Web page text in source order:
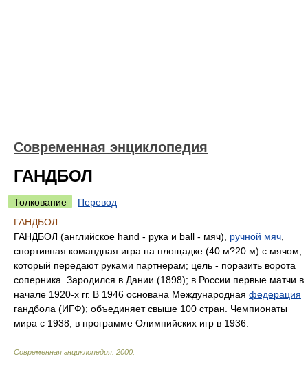
Современная энциклопедия
ГАНДБОЛ
Толкование
Перевод
ГАНДБОЛ
ГАНДБОЛ (английское hand - рука и ball - мяч), ручной мяч
спортивная командная игра на площадке (40 м?20 м) с мячом,
который передают руками партнерам; цель - поразить ворота
соперника. Зародился в Дании (1898); в России первые матчи в
начале 1920-х гг. В 1946 основана Международная федерация
гандбола (ИГФ); объединяет свыше 100 стран. Чемпионаты
мира с 1938; в программе Олимпийских игр в 1936.
Современная энциклопедия 2000